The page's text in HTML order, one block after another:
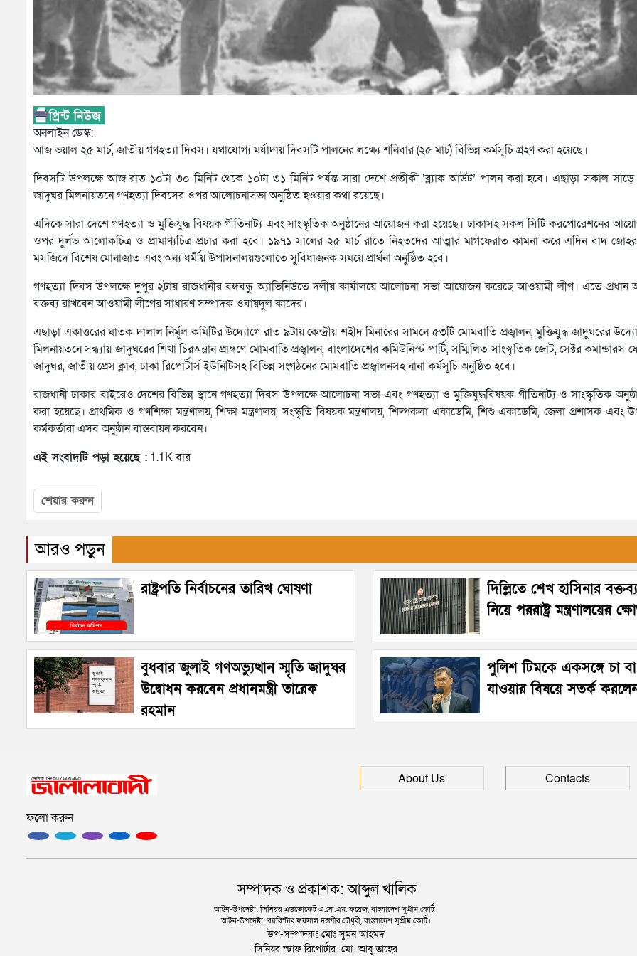
অনলাইন ডেস্ক:
আজ ভয়াল ২৫ মার্চ, জাতীয় গণহত্যা দিবস। যথাযোগ্য মর্যাদায় দিবসটি পালনের লক্ষ্যে শনিবার (২৫ মার্চ) বিভিন্ন কর্মসূচি গ্রহণ করা হয়েছে।
দিবসটি উপলক্ষে আজ রাত ১০টা ৩০ মিনিট থেকে ১০টা ৩১ মিনিট পর্যন্ত সারা দেশে প্রতীকী ‘ব্ল্যাক আউট’ পালন করা হবে। এছাড়া সকাল সাড়ে
জাদুঘর মিলনায়তনে গণহত্যা দিবসের ওপর আলোচনাসভা অনুষ্ঠিত হওয়ার কথা রয়েছে।
এদিকে সারা দেশে গণহত্যা ও মুক্তিযুদ্ধ বিষয়ক গীতিনাট্য এবং সাংস্কৃতিক অনুষ্ঠানের আয়োজন করা হয়েছে। ঢাকাসহ সকল সিটি করপোরেশনের
ওপর দুর্লভ আলোকচিত্র ও প্রামাণ্যচিত্র প্রচার করা হবে। ১৯৭১ সালের ২৫ মার্চ রাতে নিহতদের আত্মার মাগফেরাত কামনা করে এদিন বাদ
মসজিদে বিশেষ মোনাজাত এবং অন্য ধর্মীয় উপাসনালয়গুলোতে সুবিধাজনক সময়ে প্রার্থনা অনুষ্ঠিত হবে।
গণহত্যা দিবস উপলক্ষে দুপুর ২টায় রাজধানীর বঙ্গবন্ধু অ্যাভিনিউতে দলীয় কার্যালয়ে আলোচনা সভা আয়োজন করেছে আওয়ামী লীগ। এতে প্রধান
বক্তব্য রাখবেন আওয়ামী লীগের সাধারণ সম্পাদক ওবায়দুল কাদের।
এছাড়া একাত্তরের ঘাতক দালাল নির্মূল কমিটির উদ্যোগে রাত ৯টায় কেন্দ্রীয় শহীদ মিনারের সামনে ৫৩টি মোমবাতি প্রজ্বালন, মুক্তিযুদ্ধ জাদুঘরের
মিলনায়তনে সন্ধ্যায় জাদুঘরের শিখা চিরঅম্লান প্রাঙ্গণে মোমবাতি প্রজ্বালন, বাংলাদেশের কমিউনিস্ট পার্টি, সম্মিলিত সাংস্কৃতিক জোট, সেক্টর কমান্ডারস
জাদুঘর, জাতীয় প্রেস ক্লাব, ঢাকা রিপোর্টার্স ইউনিটিসহ বিভিন্ন সংগঠনের মোমবাতি প্রজ্বালনসহ নানা কর্মসূচি অনুষ্ঠিত হবে।
রাজধানী ঢাকার বাইরেও দেশের বিভিন্ন স্থানে গণহত্যা দিবস উপলক্ষে আলোচনা সভা এবং গণহত্যা ও মুক্তিযুদ্ধবিষয়ক গীতিনাট্য ও সাংস্কৃতিক
করা হয়েছে। প্রাথমিক ও গণশিক্ষা মন্ত্রণালয়, শিক্ষা মন্ত্রণালয়, সংস্কৃতি বিষয়ক মন্ত্রণালয়, শিল্পকলা একাডেমি, শিশু একাডেমি, জেলা প্রশাসক এবং
কর্মকর্তারা এসব অনুষ্ঠান বাস্তবায়ন করবেন।
এই সংবাদটি পড়া হয়েছে : 1.1K বার
শেয়ার করুন
আরও পড়ুন
রাষ্ট্রপতি নির্বাচনের তারিখ ঘোষণা
দিল্লিতে শেখ হাসিনার
নিয়ে পররাষ্ট্র মন্ত্রণালয়ের
বুধবার জুলাই গণঅভ্যুত্থান স্মৃতি জাদুঘর
উদ্বোধন করবেন প্রধানমন্ত্রী তারেক
রহমান
পুলিশ টিমকে একসঙ্গে চা বা
যাওয়ার বিষয়ে সতর্ক করলেন
ফলো করুন
About Us Contacts
সম্পাদক ও প্রকাশক: আব্দুল খালিক
আইন-উপদেষ্টা: সিনিয়র এডভোকেট এ.কে.এম. ফয়েজ, বাংলাদেশ সুপ্রীম কোর্ট।
আইন-উপদেষ্টা: ব্যারিস্টার ফয়সাল দস্তগীর চৌধুরী, বাংলাদেশ সুপ্রীম কোর্ট।
উপ-সম্পাদকঃ মোঃ সুমন আহমদ
সিনিয়র স্টাফ রিপোর্টার: মো: আবু তাহের